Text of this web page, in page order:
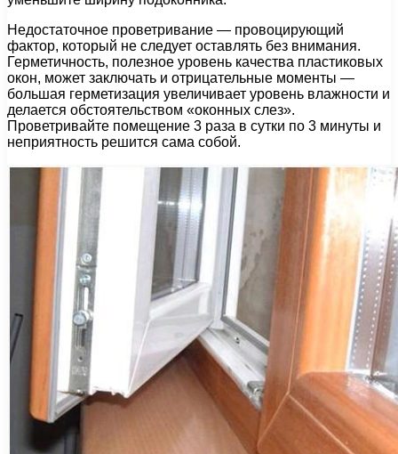
Недостаточное проветривание — провоцирующий
фактор, который не следует оставлять без внимания.
Герметичность, полезное уровень качества пластиковых
окон, может заключать и отрицательные моменты —
большая герметизация увеличивает уровень влажности и
делается обстоятельством «оконных слез».
Проветривайте помещение 3 раза в сутки по 3 минуты и
неприятность решится сама собой.